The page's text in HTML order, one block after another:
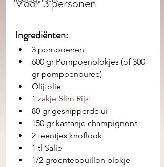
Ingrediënten:
3 pompoenen
600 gr Pompoenblokjes (of 300
gr pompoenpuree)
Olijfolie
1 zakje Slim Rijst
80 gr gesnipperde ui
150 gr kastanje champignons
2 teentjes knoflook
1 tl Salie
1/2 groentebouillon blokje